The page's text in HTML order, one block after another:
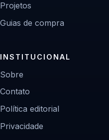
Projetos
Guias de compra
INSTITUCIONAL
Sobre
Contato
Política editorial
Privacidade